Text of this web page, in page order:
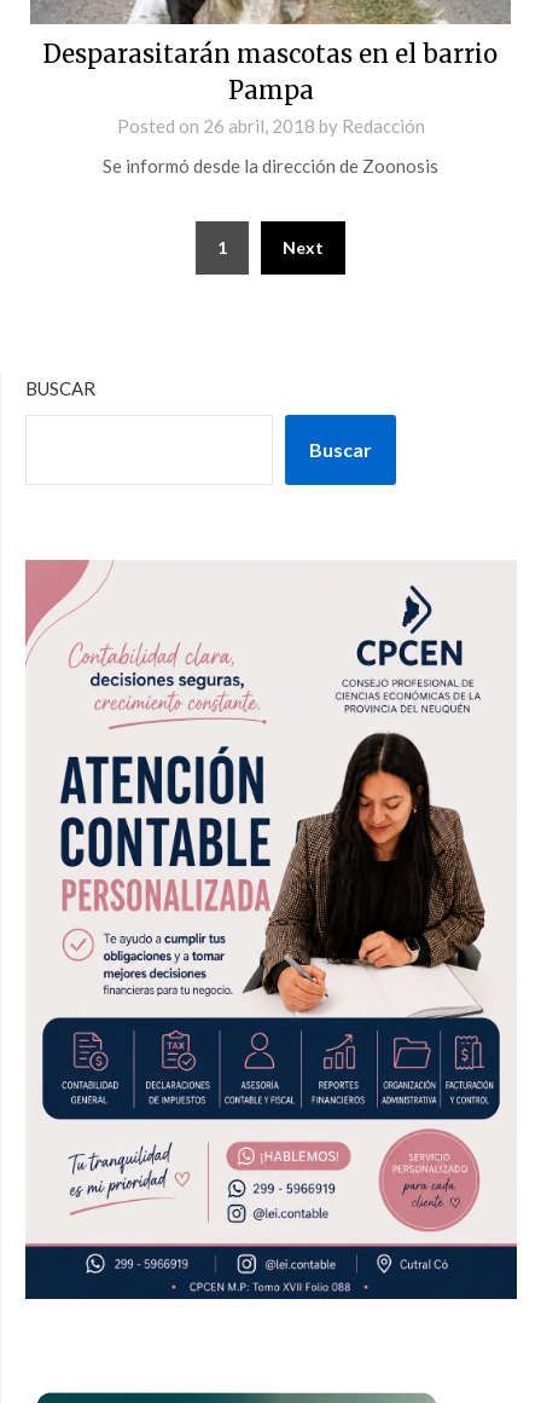
Desparasitarán mascotas en el barrio
Pampa
Posted on 26 abril, 2018 by Redacción
Se informó desde la dirección de Zoonosis
1 Next
BUSCAR
Buscar